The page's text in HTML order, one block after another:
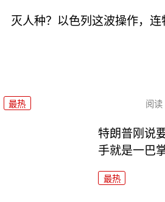
灭人种？以色列这波操作，连
最热 阅读
特朗普刚说
手就是一巴掌
最热